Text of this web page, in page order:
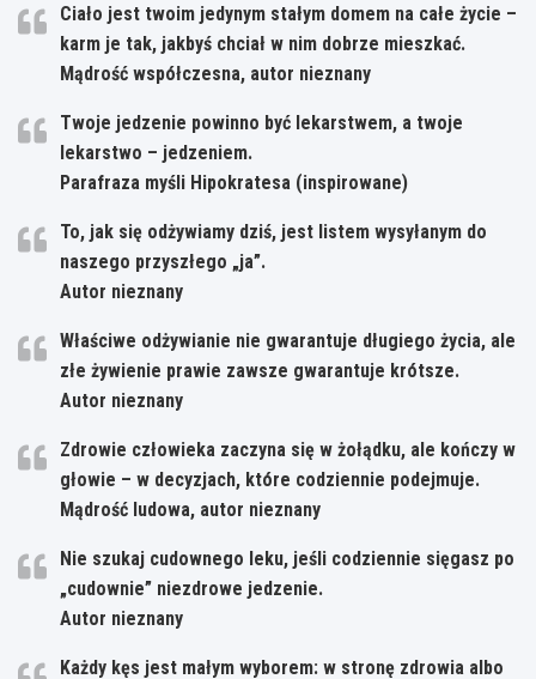
Ciało jest twoim jedynym stałym domem na całe życie –
karm je tak, jakbyś chciał w nim dobrze mieszkać.
Mądrość współczesna, autor nieznany
Twoje jedzenie powinno być lekarstwem, a twoje
lekarstwo – jedzeniem.
Parafraza myśli Hipokratesa (inspirowane)
To, jak się odżywiamy dziś, jest listem wysyłanym do
naszego przyszłego „ja”.
Autor nieznany
Właściwe odżywianie nie gwarantuje długiego życia, ale
złe żywienie prawie zawsze gwarantuje krótsze.
Autor nieznany
Zdrowie człowieka zaczyna się w żołądku, ale kończy w
głowie – w decyzjach, które codziennie podejmuje.
Mądrość ludowa, autor nieznany
Nie szukaj cudownego leku, jeśli codziennie sięgasz po
„cudownie” niezdrowe jedzenie.
Autor nieznany
Każdy kęs jest małym wyborem: w stronę zdrowia albo